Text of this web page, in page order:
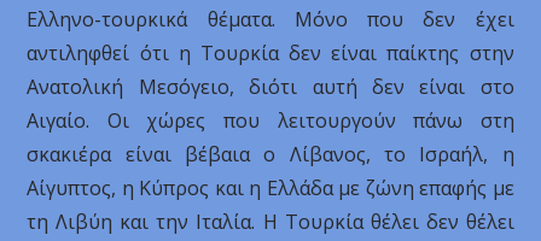
Ελληνο-τουρκικά θέματα. Μόνο που δεν έχει
αντιληφθεί ότι η Τουρκία δεν είναι παίκτης στην
Ανατολική Μεσόγειο, διότι αυτή δεν είναι στο
Αιγαίο. Οι χώρες που λειτουργούν πάνω στη
σκακιέρα είναι βέβαια ο Λίβανος, το Ισραήλ, η
Αίγυπτος, η Κύπρος και η Ελλάδα με ζώνη επαφής με
τη Λιβύη και την Ιταλία. Η Τουρκία θέλει δεν θέλει